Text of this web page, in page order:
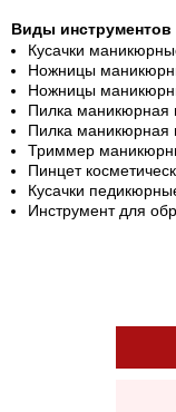
Виды инструментов
Кусачки
Ножницы
Ножницы
Пилка маникюрная
Пилка маникюрная
Триммер
Пинцет
Кусачки
Инструмент для